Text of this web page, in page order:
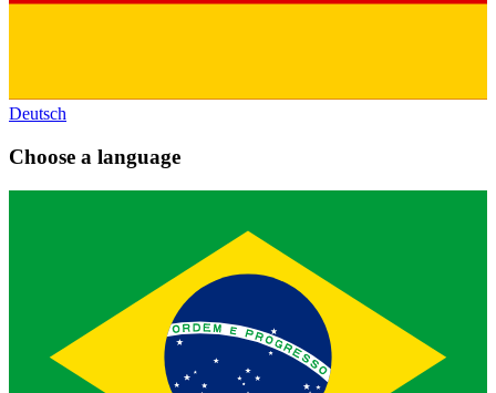
Deutsch
Choose a language